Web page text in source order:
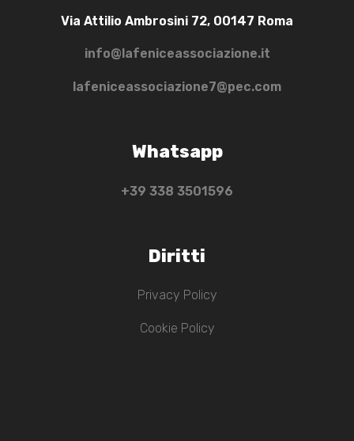
Via Attilio Ambrosini 72, 00147 Roma
info@lafeniceassociazione.it
lafeniceassociazione7@pec.com
Whatsapp
+39 ‭338 3501596‬
Diritti
Privacy Policy
Cookie Policy